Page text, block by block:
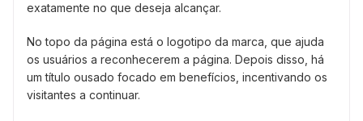
exatamente no que deseja alcançar.
No topo da página está o logotipo da marca, que ajuda
os usuários a reconhecerem a página. Depois disso, há
um título ousado focado em benefícios, incentivando os
visitantes a continuar.